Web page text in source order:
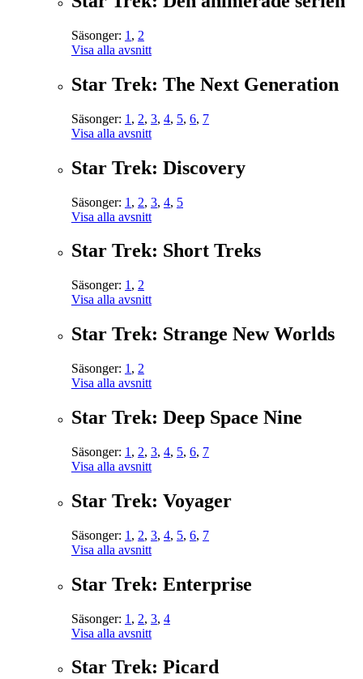
Säsonger: 1 , 2
Visa alla avsnitt
Star Trek: The Next Generation
Säsonger: 1 , 2, 3, 4, 5, 6, 7
Visa alla avsnitt
Star Trek: Discovery
Säsonger: 1 , 2, 3, 4, 5
Visa alla avsnitt
Star Trek: Short Treks
Säsonger: 1 , 2
Visa alla avsnitt
Star Trek: Strange New Worlds
Säsonger: 1 , 2
Visa alla avsnitt
Star Trek: Deep Space Nine
Säsonger: 1 , 2, 3, 4, 5, 6, 7
Visa alla avsnitt
Star Trek: Voyager
Säsonger: 1 , 2, 3, 4, 5, 6, 7
Visa alla avsnitt
Star Trek: Enterprise
Säsonger: 1 , 2, 3, 4
Visa alla avsnitt
Star Trek: Picard